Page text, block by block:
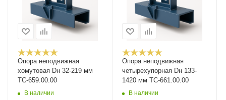
Опора неподвижная
хомутовая Dн 32-219 мм
ТС-659.00.00
В наличии
Опора неподвижная
четырехупорная Dн 133-
1420 мм ТС-661.00.00
В наличии